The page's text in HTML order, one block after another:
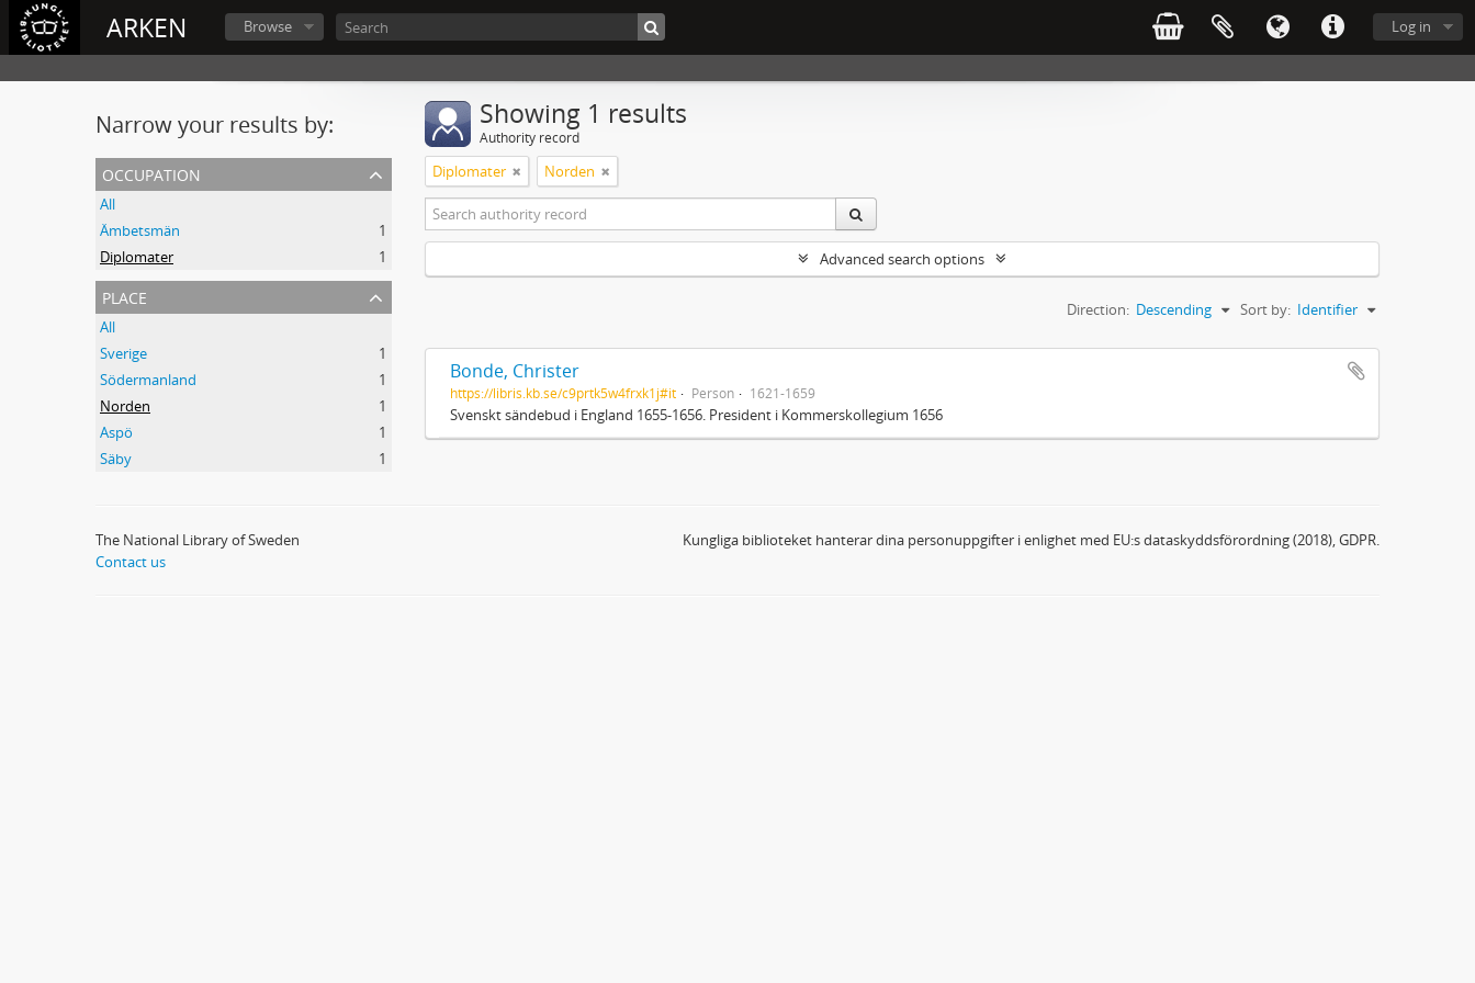
ARKEN Log in
Browse
Narrow your results by:
occupation
All
Ämbetsmän
1
Diplomater
1
place
All
Sverige
1
Södermanland
1
Norden
1
Aspö
1
Säby
1
Showing 1 results
Authority record
Diplomater Norden
Advanced search options
Sort by: Identifier
Direction: Descending
Bonde, Christer
https://libris.kb.se/c9prtk5w4frxk1j#it Person 1621-1659
Svenskt sändebud i England 1655-1656. President i Kommerskollegium 1656
The National Library of Sweden
Contact us
Kungliga biblioteket hanterar dina personuppgifter i enlighet med EU:s dataskyddsförordning (2018), GDPR.